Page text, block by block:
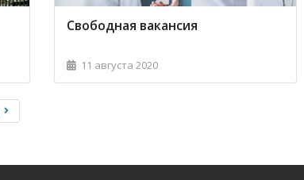
Свободная вакансия
11 августа 2020